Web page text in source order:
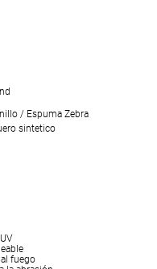
/ Espuma Zebra
sintetico
fuego